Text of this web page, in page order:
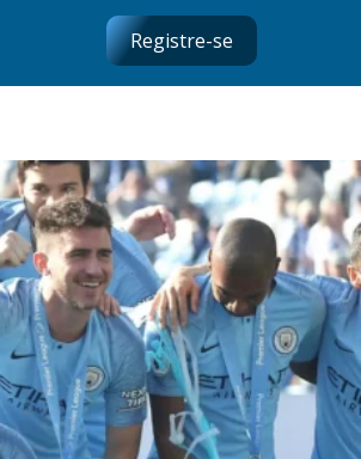
Registre-se